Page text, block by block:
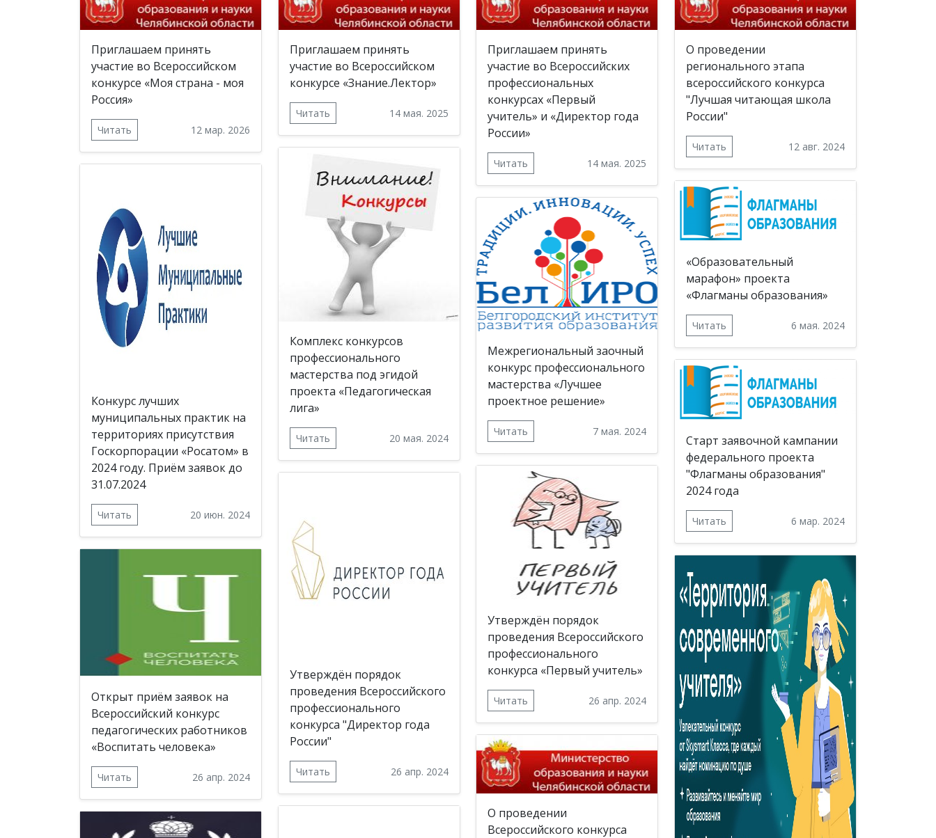
Приглашаем принять
участие во Всероссийском
конкурсе «Моя страна - моя
Россия»
Читать 12 мар. 2026
Приглашаем принять
участие во Всероссийском
конкурсе «Знание.Лектор»
Читать 14 мая. 2025
Приглашаем принять
участие во Всероссийских
профессиональных
конкурсах «Первый
учитель» и «Директор года
России»
Читать 14 мая. 2025
О проведении
регионального этапа
всероссийского конкурса
"Лучшая читающая школа
России"
Читать 12 авг. 2024
Конкурс лучших
муниципальных практик на
территориях присутствия
Госкорпорации «Росатом» в
2024 году. Приём заявок до
31.07.2024
Читать 20 июн. 2024
Комплекс конкурсов
профессионального
мастерства под эгидой
проекта «Педагогическая
лига»
Читать 20 мая. 2024
Межрегиональный заочный
конкурс профессионального
мастерства «Лучшее
проектное решение»
Читать 7 мая. 2024
«Образовательный
марафон» проекта
«Флагманы образования»
Читать 6 мая. 2024
Открыт приём заявок на
Всероссийский конкурс
педагогических работников
«Воспитать человека»
Читать 26 апр. 2024
Утверждён порядок
проведения Всероссийского
профессионального
конкурса "Директор года
России"
Читать 26 апр. 2024
Утверждён порядок
проведения Всероссийского
профессионального
конкурса «Первый учитель»
Читать 26 апр. 2024
Старт заявочной кампании
федерального проекта
"Флагманы образования"
2024 года
Читать 6 мар. 2024
О проведении
Всероссийского конкурса